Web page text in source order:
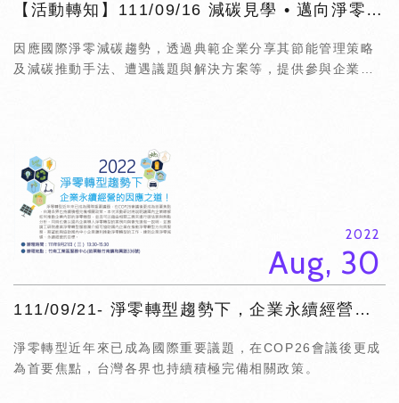
【活動轉知】111/09/16 減碳見學 • 邁向淨零_四方鮮乳
因應國際淨零減碳趨勢，透過典範企業分享其節能管理策略
及減碳推動手法、遭遇議題與解決方案等，提供參與企業交
2022
Aug, 30
111/09/21- 淨零轉型趨勢下，企業永續經營的因應之道！
淨零轉型近年來已成為國際重要議題，在COP26會議後更成
為首要焦點，台灣各界也持續積極完備相關政策。